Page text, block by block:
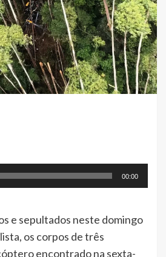
00:00
e sepultados neste domingo
os corpos de três
encontrado na sexta-